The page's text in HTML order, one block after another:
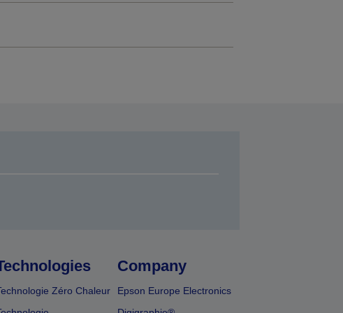
Zéro Chaleur
Company
Epson Europe Electronics